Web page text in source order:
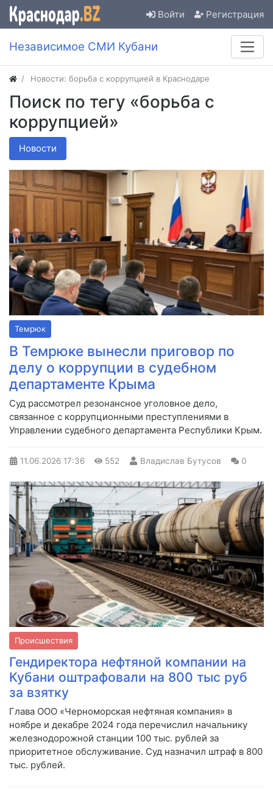
Войти Регистрация
Независимое СМИ Кубани
Новости: борьба с коррупцией в Краснодаре
Поиск по тегу «борьба с
коррупцией»
Новости
Темрюк
В Темрюке вынесли приговор по
делу о коррупции в судебном
департаменте Крыма
Суд рассмотрел резонансное уголовное дело,
связанное с коррупционными преступлениями в
Управлении судебного департамента Республики Крым.
11.06.2026 17:36 552 Владислав Бутусов 0
Происшествия
Гендиректора нефтяной компании на
Кубани оштрафовали на 800 тыс руб
за взятку
Глава ООО «Черноморская нефтяная компания» в
ноябре и декабре 2024 года перечислил начальнику
железнодорожной станции 100 тыс. рублей за
приоритетное обслуживание. Суд назначил штраф в 800
тыс. рублей.